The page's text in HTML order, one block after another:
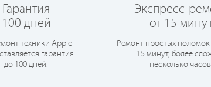
Гарантия
100 дней
техники Apple
гарантия:
до 100 дней.
Экспресс-
от 15
Ремонт простых поломок
15 минут, более
несколько